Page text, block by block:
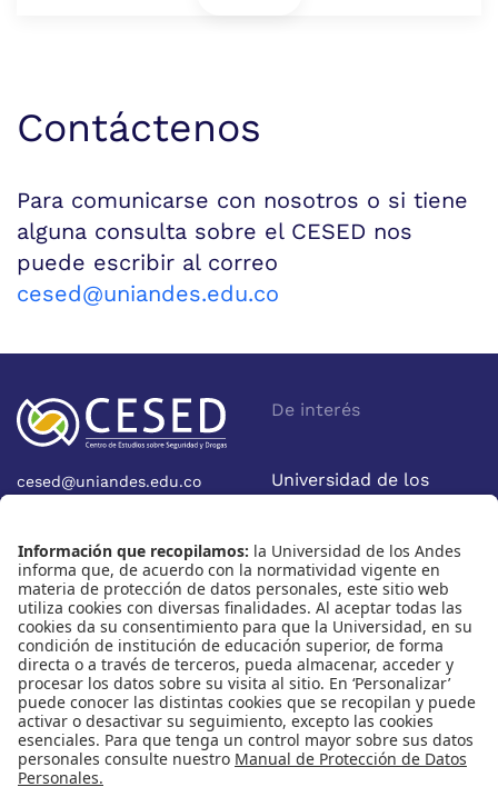
Contáctenos
Para comunicarse con nosotros o si tiene
alguna consulta sobre el CESED nos
puede escribir al correo
cesed@uniandes.edu.co
cesed@uniandes.edu.co
Bogotá - Colombia
De interés
Universidad de los
Facultad de Economía
Nosotros
Quiénes somos
Eventos
Cursos
Nuestras redes
Instagram
X
Linkedin